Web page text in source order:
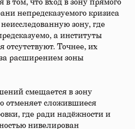
в том, что вход в зону прямого
непредсказуемого кризиса
зону, где
а институты
отсутствуют. Точнее, их
расширением зоны
смещается в зону
отменяет сложившиеся
где ради надёжности и
нивелирован